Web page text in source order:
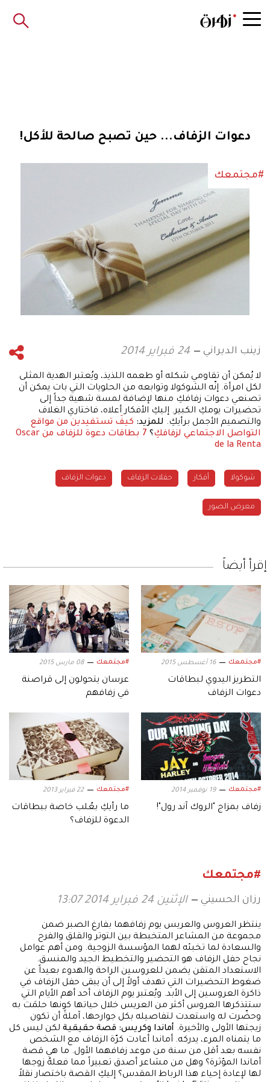
دعوات الزفاف... حين تصبح صالحة للأكل!
#مجتمعك
زينب الديراني 24 فبراير 2014
لا يُمكن أن تقاومي شكله أو طعمه اللذيذ، ويُعتبر الهدية المثلى
لكل امرأة. إنّه الشوكولا وتوابعه من الحلويات التي بات يمكن أن
تصنعي دعوات زفافكِ منها لإضافة لمسة شهية جداً إلى
تحضيرات يومكِ الكبير. إليكِ الأفكار أعلاه، فاختاري الغلاف
والتصميم الأجمل برأيكِ. للمزيد: كيفَ تستفيدين من مواقع
التواصل الاجتماعي لزفافكِ؟
7 بطاقات دعوة للزفاف من Oscar
de la Renta
شوكولا أفكار حفلات الزفاف دعوات الزفاف
معرض الصور
إقرأ أيضاً
#مجتمعك 16 أغسطس 2015
التطريز اليدوي لبطاقات
دعوات الزفاف
#مجتمعك 08 مارس 2015
عرسان يتحولون إلى قراصنة
في زفافهم
#مجتمعك 19 نوفمبر 2014
زفاف بمزاج "الروك آند رول"!
#مجتمعك 22 فبراير 2013
ما رأيكِ بعُلب خاصة ببطاقات
الدعوة للزفاف؟
#مجتمعك
رزان الحسيني الإثنين 24 فبراير 2014 13:07
ينتظر العروس والعريس يوم زفافهما بفارغ الصبر ضمن
مجموعة من المشاعر المتخبطة بين التوتر والقلق والفرح
والسعادة لما تخبئه لهما المؤسسة الزوجية. ومن أهم عوامل
نجاح حفل الزفاف هو التحضير والتخطيط الجيد والمنسق.
الاستعداد المتقن يضمن للعروسين الراحة والهدوء بعيداً عن
ضغوط التحضيرات التي تهدف أولاً إلى أن يبقى حفل الزفاف في
ذاكرة العروسين إلى الأبد. ويُعتبر يوم الزفاف أحد أهم الأيام التي
ستتذكرها العروس أكثر من العريس خلال حياتها كونها حلمَت به
وحضّرت له واستعدت لتفاصيله بكل جوارحها، آملةً أن تكون
زيجتها الأولى والأخيرة. أماندا وكريس: قصة حقيقية لكن ليس كل
ما يتمناه المرء، يدركه. أماندا أعادت كرّة الزفاف مع الشخص
نفسه بعد أقل من سنة من موعد زفافهما الأول. ما هي قصة
أماندا المؤثرة؟ وهل من مشاعر أصدق تعبيراً مما فعلهُ زوجها
لها لإعادة إحياء هذا الرباط المقدس؟ إليكِ القصة باختصار نقلاً